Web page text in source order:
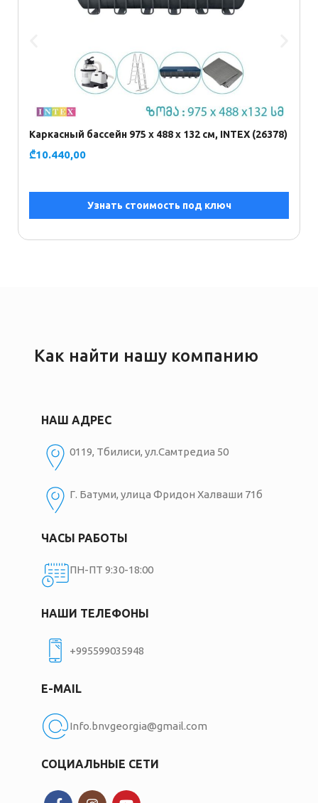
Каркасный бассейн 975 х 488 х 132 см, INTEX (26378)
₾10.440,00
Узнать стоимость под ключ
Как найти нашу компанию
НАШ АДРЕС
0119, Тбилиси, ул.Самтредиа 50
Г. Батуми, улица Фридон Халваши 71б
ЧАСЫ РАБОТЫ
ПН-ПТ 9:30-18:00
НАШИ ТЕЛЕФОНЫ
+995599035948
E-MAIL
Info.bnvgeorgia@gmail.com
СОЦИАЛЬНЫЕ СЕТИ